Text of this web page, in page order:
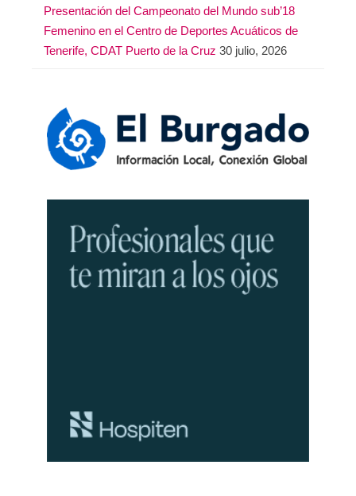
Presentación del Campeonato del Mundo sub’18
Femenino en el Centro de Deportes Acuáticos de
Tenerife, CDAT Puerto de la Cruz 30 julio, 2026